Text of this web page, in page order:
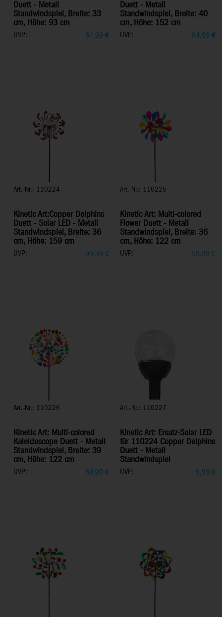
Duett - Metall
Standwindspiel, Breite: 33
cm, Höhe: 93 cm
UVP: 64,99 €
Duett - Metall
Standwindspiel, Breite: 40
cm, Höhe: 152 cm
UVP: 84,99 €
Art.-Nr.: 110224
Kinetic Art:Copper Dolphins
Duett - Solar LED - Metall
Standwindspiel, Breite: 36
cm, Höhe: 159 cm
UVP: 99,99 €
Art.-Nr.: 110225
Kinetic Art: Multi-colored
Flower Duett - Metall
Standwindspiel, Breite: 36
cm, Höhe: 122 cm
UVP: 59,99 €
Art.-Nr.: 110226
Kinetic Art: Multi-colored
Kaleidoscope Duett - Metall
Standwindspiel, Breite: 39
cm, Höhe: 122 cm
UVP: 59,99 €
Art.-Nr.: 110227
Kinetic Art: Ersatz-Solar LED
für 110224 Copper Dolphins
Duett - Metall
Standwindspiel
UVP: 9,99 €